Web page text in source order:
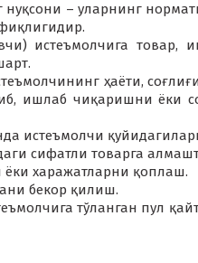
– уларнинг
истеъмолчига товар,
ҳаёти,
ишлаб чиқаришни ёки
истеъмолчи
сифатли товарга
харажатларни қоплаш.
бекор қилиш.
тўланган пул